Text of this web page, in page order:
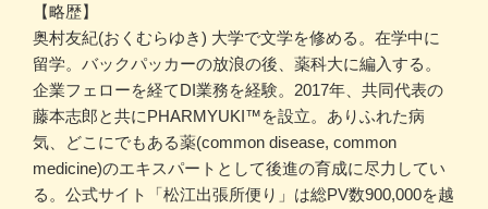
【略歴】
奥村友紀(おくむらゆき) 大学で文学を修める。在学中に
留学。バックパッカーの放浪の後、薬科大に編入する。
企業フェローを経てDI業務を経験。2017年、共同代表の
藤本志郎と共にPHARMYUKI™️を設立。ありふれた病
気、どこにでもある薬(common disease, common
medicine)のエキスパートとして後進の育成に尽力してい
る。公式サイト「松江出張所便り」は総PV数900,000を越